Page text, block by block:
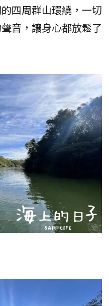
四周群山環繞，一切
音，讓身心都放鬆了